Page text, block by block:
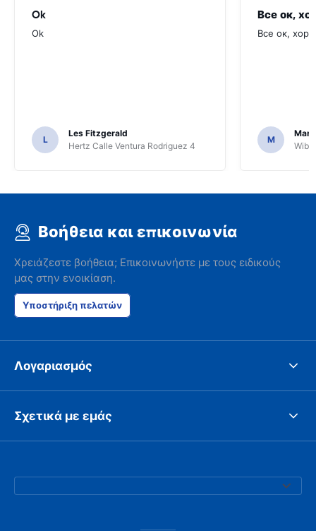
Ok
Ok
L
Les Fitzgerald
Hertz Calle Ventura Rodriguez 4
Все ок,
Все ок,
M
Βοήθεια και επικοινωνία
Χρειάζεστε βοήθεια; Επικοινωνήστε με τους ειδικούς
μας στην ενοικίαση.
Υποστήριξη πελατών
Λογαριασμός
Σχετικά με εμάς